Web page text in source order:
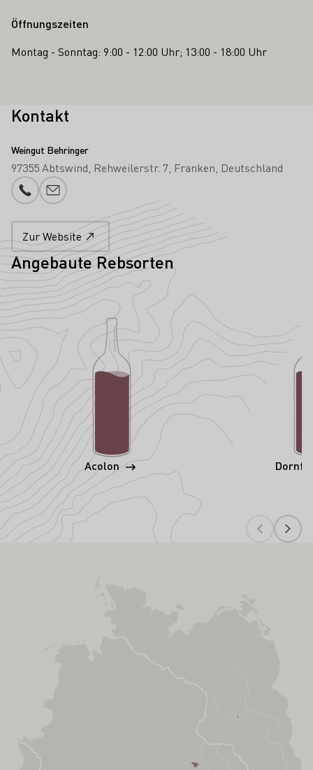
Öffnungszeiten
Montag - Sonntag: 9:00 - 12:00 Uhr; 13:00 - 18:00 Uhr
Kontakt
Weingut Behringer
97355 Abtswind Rehweilerstr. 7 Franken Deutschland
Telefonnummer
E-Mail-Adresse
Zur Website
Angebaute Rebsorten
Acolon